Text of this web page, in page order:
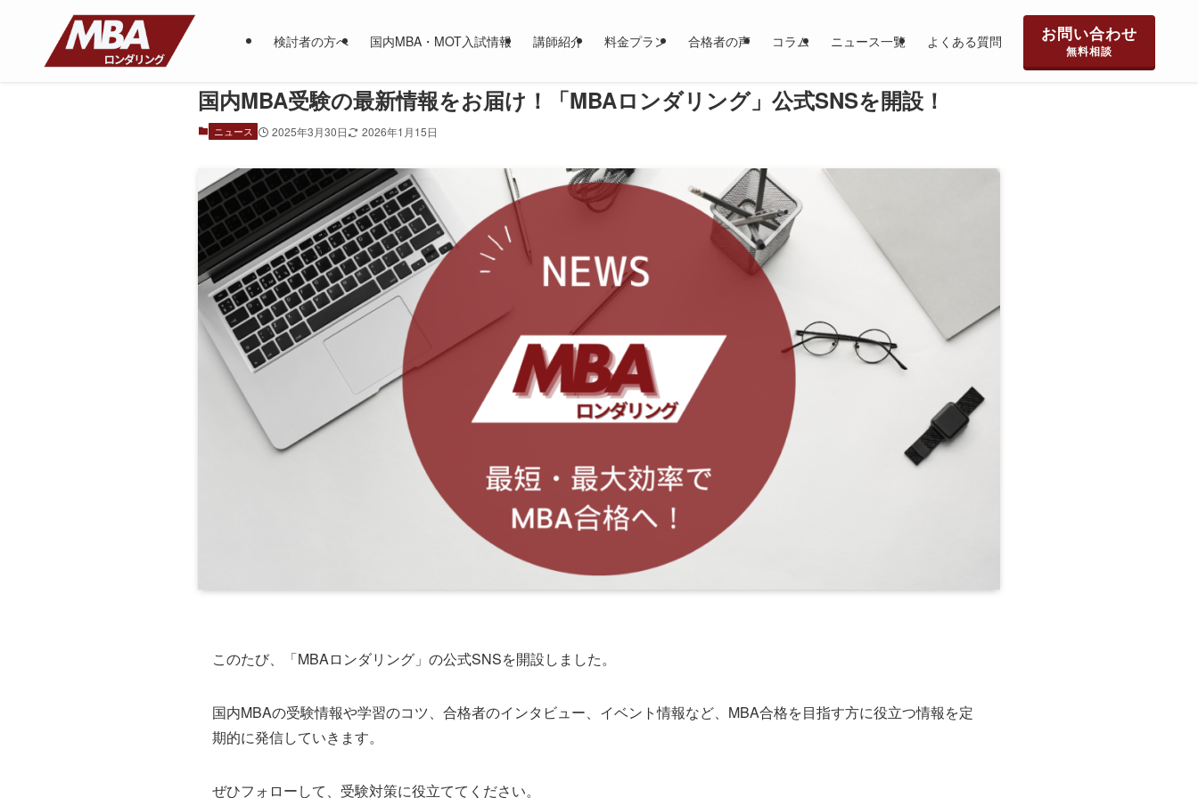
検討者の方へ 国内MBA・MOT入試情報 講師紹介 料金プラン 合格者の声 コラム ニュース一覧 よくある質問 お問い合わせ
無料相談
国内MBA受験の最新情報をお届け！「MBAロンダリング」公式SNSを開設！
ニュース 2025年3月30日 2026年1月15日
このたび、「MBAロンダリング」の公式SNSを開設しました。
国内MBAの受験情報や学習のコツ、合格者のインタビュー、イベント情報など、MBA合格を目指す方に役立つ情報を定
期的に発信していきます。
ぜひフォローして、受験対策に役立ててください。